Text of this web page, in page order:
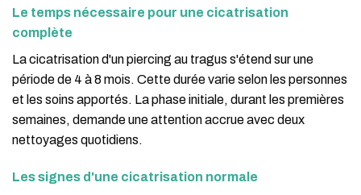
Le temps nécessaire pour une cicatrisation
complète
La cicatrisation d'un piercing au tragus s'étend sur une
période de 4 à 8 mois. Cette durée varie selon les personnes
et les soins apportés. La phase initiale, durant les premières
semaines, demande une attention accrue avec deux
nettoyages quotidiens.
Les signes d'une cicatrisation normale